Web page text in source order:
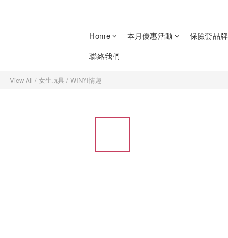
Home 本月優惠活動 保險套品牌
聯絡我們
View All / 女生玩具 / WINYI情趣